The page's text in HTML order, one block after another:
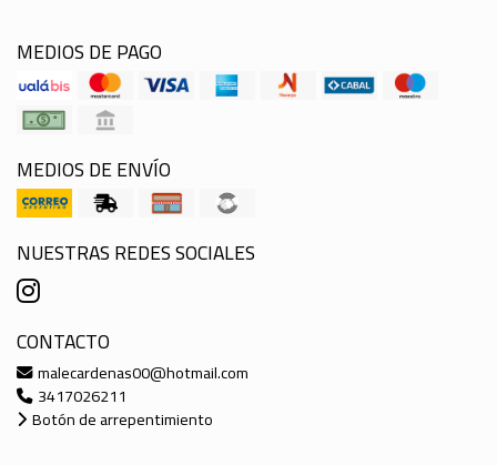
MEDIOS DE PAGO
MEDIOS DE ENVÍO
NUESTRAS REDES SOCIALES
CONTACTO
malecardenas00@hotmail.com
3417026211
Botón de arrepentimiento